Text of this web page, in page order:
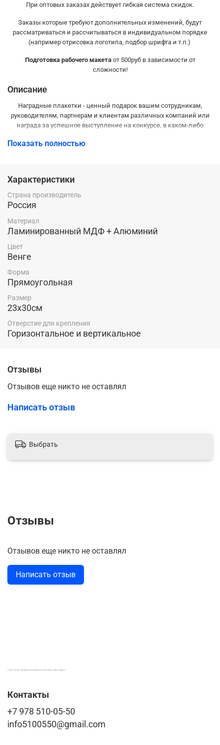
При оптовых заказах действует гибкая система скидок.
Заказы которые требуют дополнительных изменений, будут
рассматриваться и рассчитываться в индивидуальном порядке
(например отрисовка логотипа, подбор шрифта и т.п.)
Подготовка рабочего макета от 500руб в зависимости от
сложности!
Описание
Наградные плакетки - ценный подарок вашим сотрудникам,
руководителям, партнерам и клиентам различных компаний или
награда за успешное выступление на конкурсе, в каком-либо
Показать полностью
Характеристики
Страна производитель
Россия
Материал
Ламинированный МДФ + Алюминий
Цвет
Венге
Форма
Прямоугольная
Размер
23х30см
Отверстие для крепления
Горизонтальное и вертикальное
Отзывы
Отзывов еще никто не оставлял
Написать отзыв
Выбрать
Отзывы
Отзывов еще никто не оставлял
Написать отзыв
Контакты
+7 978 510-05-50
info5100550@gmail.com